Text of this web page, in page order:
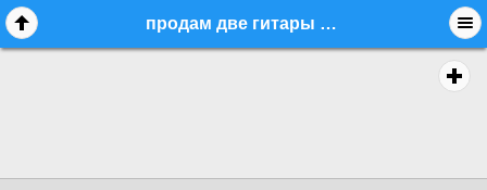
продам две гитары из Америки, обычная и леворукая. - стр. 5 - commerce.instruments - Форум гитаристов